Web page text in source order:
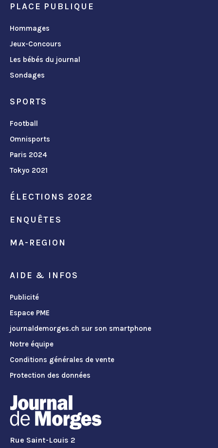
PLACE PUBLIQUE
Hommages
Jeux-Concours
Les bébés du journal
Sondages
SPORTS
Football
Omnisports
Paris 2024
Tokyo 2021
ÉLECTIONS 2022
ENQUÊTES
MA-REGION
AIDE & INFOS
Publicité
Espace PME
journaldemorges.ch sur son smartphone
Notre équipe
Conditions générales de vente
Protection des données
Rue Saint-Louis 2